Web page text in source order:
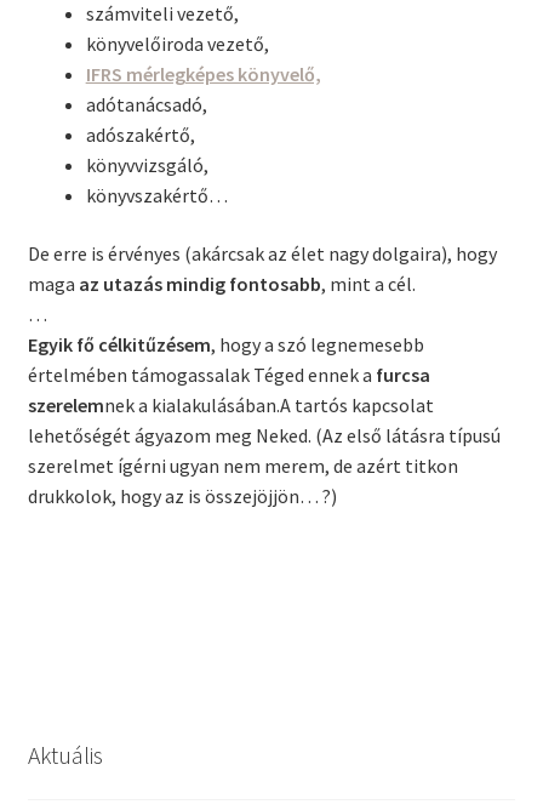
számviteli vezető,
könyvelőiroda vezető,
IFRS mérlegképes könyvelő,
adótanácsadó,
adószakértő,
könyvvizsgáló,
könyvszakértő…
De erre is érvényes (akárcsak az élet nagy dolgaira), hogy
maga az utazás mindig fontosabb, mint a cél.
…
Egyik fő célkitűzésem, hogy a szó legnemesebb
értelmében támogassalak Téged ennek a furcsa
szerelemnek a kialakulásában.A tartós kapcsolat
lehetőségét ágyazom meg Neked. (Az első látásra típusú
szerelmet ígérni ugyan nem merem, de azért titkon
drukkolok, hogy az is összejöjjön… ?)
Aktuális